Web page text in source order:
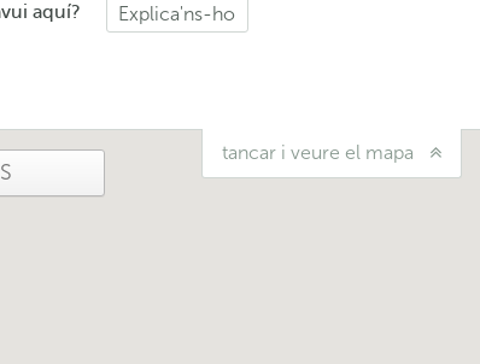
aquí? Explica'ns-ho
tancar i veure el mapa